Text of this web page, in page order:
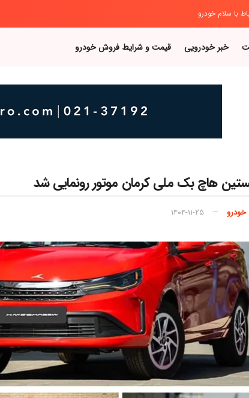
با سلام خودرو
خبر خودرویی قیمت و شرایط فروش خودرو
هاچ بک ملی کرمان موتور رونمایی شد
خودرو ۱۴۰۴-۱۱-۲۵